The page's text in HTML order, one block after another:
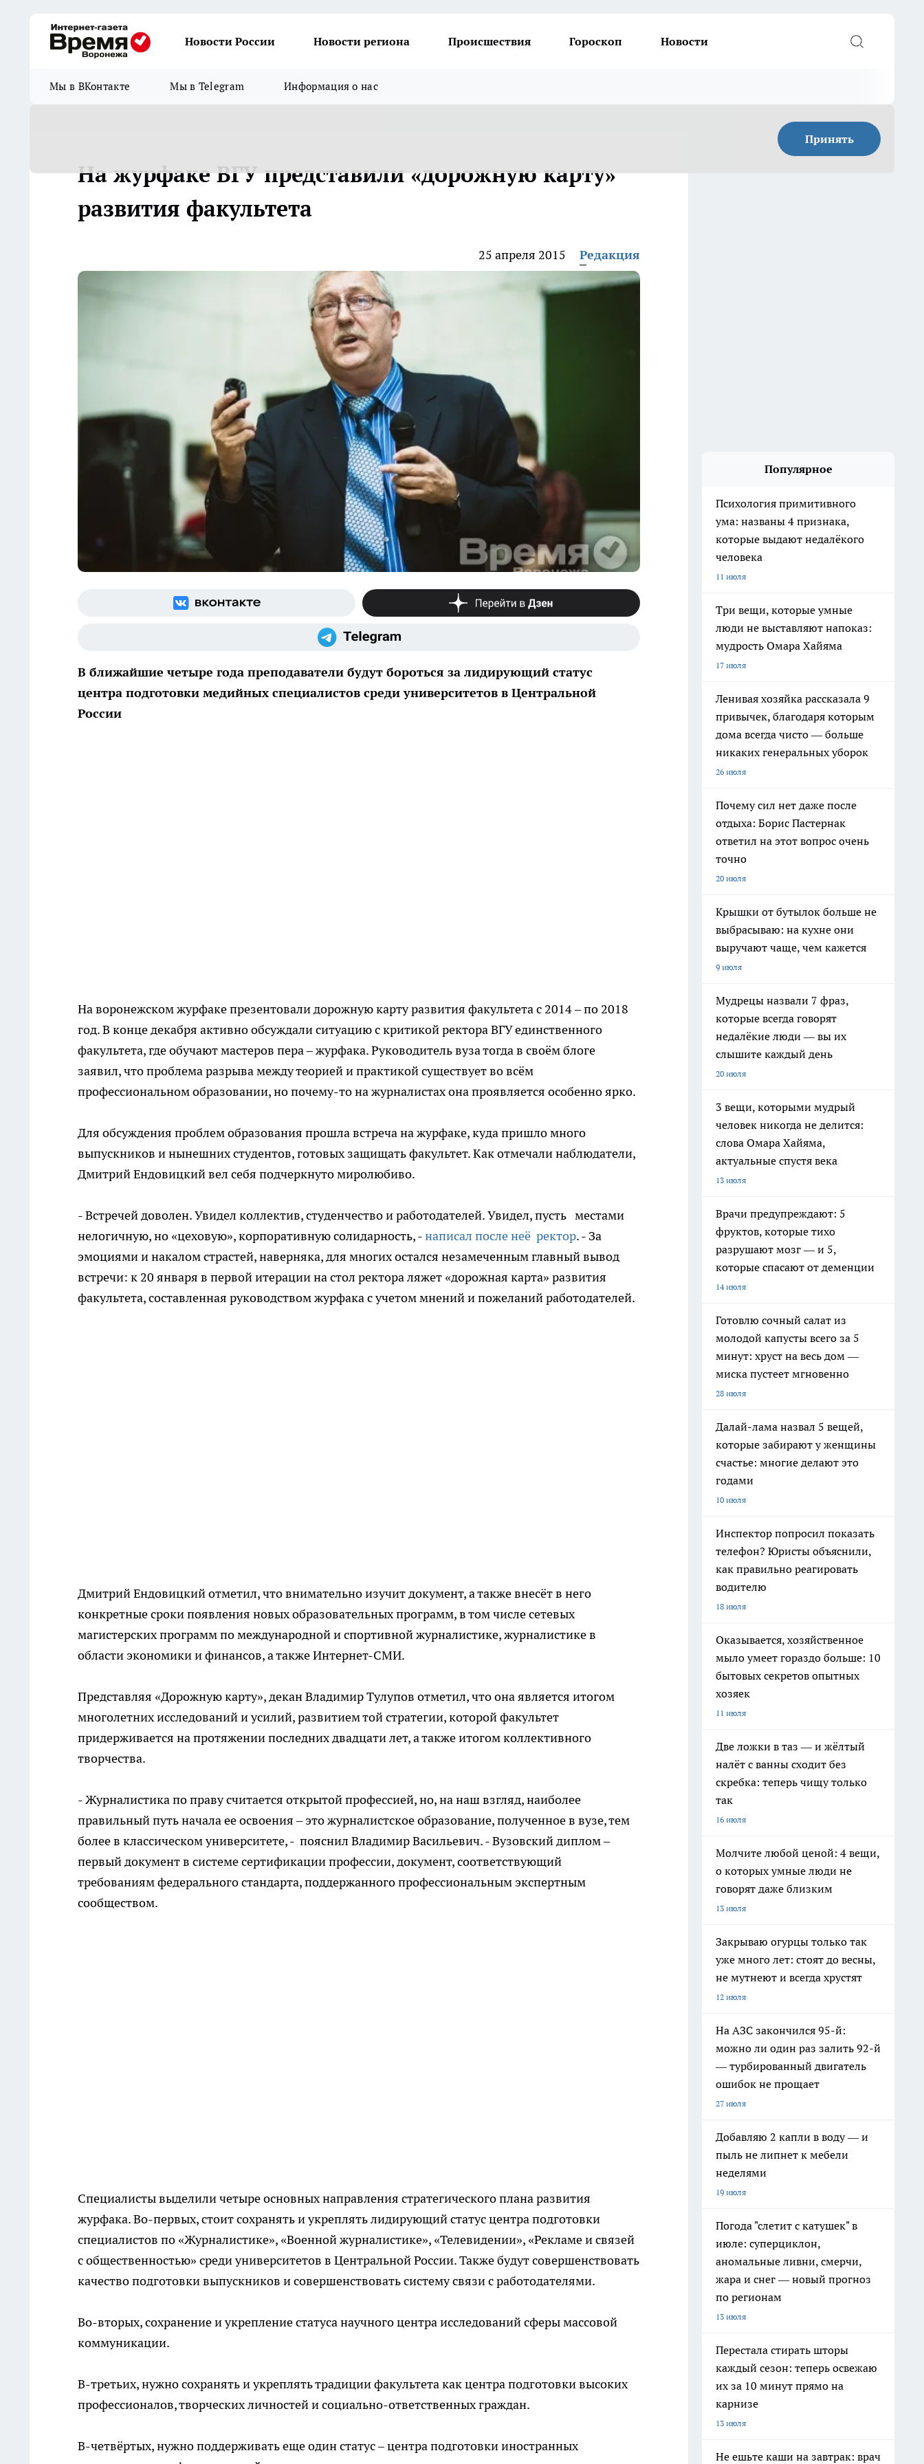
Новости России Новости региона Происшествия Гороскоп Новости
Мы в ВКонтакте Мы в Telegram Информация о нас
Принять
На журфаке ВГУ представили «дорожную карту»
развития факультета
25 апреля 2015 Редакция
В ближайшие четыре года преподаватели будут бороться за лидирующий статус
центра подготовки медийных специалистов среди университетов в Центральной
России
На воронежском журфаке презентовали дорожную карту развития факультета с 2014 – по 2018
год. В конце декабря активно обсуждали ситуацию с критикой ректора ВГУ единственного
факультета, где обучают мастеров пера – журфака. Руководитель вуза тогда в своём блоге
заявил, что проблема разрыва между теорией и практикой существует во всём
профессиональном образовании, но почему-то на журналистах она проявляется особенно ярко.
Для обсуждения проблем образования прошла встреча на журфаке, куда пришло много
выпускников и нынешних студентов, готовых защищать факультет. Как отмечали наблюдатели,
Дмитрий Ендовицкий вел себя подчеркнуто миролюбиво.
- Встречей доволен. Увидел коллектив, студенчество и работодателей. Увидел, пусть местами
нелогичную, но «цеховую», корпоративную солидарность, -написал после неё ректор. - За
эмоциями и накалом страстей, наверняка, для многих остался незамеченным главный вывод
встречи: к 20 января в первой итерации на стол ректора ляжет «дорожная карта» развития
факультета, составленная руководством журфака с учетом мнений и пожеланий работодателей.
Дмитрий Ендовицкий отметил, что внимательно изучит документ, а также внесёт в него
конкретные сроки появления новых образовательных программ, в том числе сетевых
магистерских программ по международной и спортивной журналистике, журналистике в
области экономики и финансов, а также Интернет-СМИ.
Представляя «Дорожную карту», декан Владимир Тулупов отметил, что она является итогом
многолетних исследований и усилий, развитием той стратегии, которой факультет
придерживается на протяжении последних двадцати лет, а также итогом коллективного
творчества.
- Журналистика по праву считается открытой профессией, но, на наш взгляд, наиболее
правильный путь начала ее освоения – это журналистское образование, полученное в вузе, тем
более в классическом университете, - пояснил Владимир Васильевич. - Вузовский диплом –
первый документ в системе сертификации профессии, документ, соответствующий
требованиям федерального стандарта, поддержанного профессиональным экспертным
сообществом.
Специалисты выделили четыре основных направления стратегического плана развития
журфака. Во-первых, стоит сохранять и укреплять лидирующий статус центра подготовки
специалистов по «Журналистике», «Военной журналистике», «Телевидении», «Рекламе и связей
с общественностью» среди университетов в Центральной России. Также будут совершенствовать
качество подготовки выпускников и совершенствовать систему связи с работодателями.
Во-вторых, сохранение и укрепление статуса научного центра исследований сферы массовой
коммуникации.
В-третьих, нужно сохранять и укреплять традиции факультета как центра подготовки высоких
профессионалов, творческих личностей и социально-ответственных граждан.
В-четвёртых, нужно поддерживать еще один статус – центра подготовки иностранных
Популярное
Психология примитивного
ума: названы 4 признака,
которые выдают недалёкого
человека
11 июля
Три вещи, которые умные
люди не выставляют напоказ:
мудрость Омара Хайяма
17 июля
Ленивая хозяйка рассказала 9
привычек, благодаря которым
дома всегда чисто — больше
никаких генеральных уборок
26 июля
Почему сил нет даже после
отдыха: Борис Пастернак
ответил на этот вопрос очень
точно
20 июля
Крышки от бутылок больше не
выбрасываю: на кухне они
выручают чаще, чем кажется
9 июля
Мудрецы назвали 7 фраз,
которые всегда говорят
недалёкие люди — вы их
слышите каждый день
20 июля
3 вещи, которыми мудрый
человек никогда не делится:
слова Омара Хайяма,
актуальные спустя века
13 июля
Врачи предупреждают: 5
фруктов, которые тихо
разрушают мозг — и 5,
которые спасают от деменции
14 июля
Готовлю сочный салат из
молодой капусты всего за 5
минут: хруст на весь дом —
миска пустеет мгновенно
28 июля
Далай-лама назвал 5 вещей,
которые забирают у женщины
счастье: многие делают это
годами
10 июля
Инспектор попросил показать
телефон? Юристы объяснили,
как правильно реагировать
водителю
18 июля
Оказывается, хозяйственное
мыло умеет гораздо больше: 10
бытовых секретов опытных
хозяек
11 июля
Две ложки в таз — и жёлтый
налёт с ванны сходит без
скребка: теперь чищу только
так
16 июля
Молчите любой ценой: 4 вещи,
о которых умные люди не
говорят даже близким
13 июля
Закрываю огурцы только так
уже много лет: стоят до весны,
не мутнеют и всегда хрустят
12 июля
На АЗС закончился 95-й:
можно ли один раз залить 92-й
— турбированный двигатель
ошибок не прощает
27 июля
Добавляю 2 капли в воду — и
пыль не липнет к мебели
неделями
19 июля
Погода "слетит с катушек" в
июле: суперциклон,
аномальные ливни, смерчи,
жара и снег — новый прогноз
по регионам
13 июля
Перестала стирать шторы
каждый сезон: теперь освежаю
их за 10 минут прямо на
карнизе
13 июля
Не ешьте каши на завтрак: врач